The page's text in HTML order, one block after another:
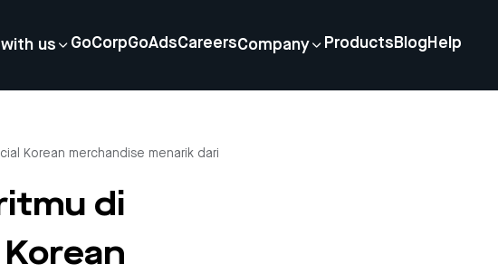
us GoCorpGoAdsCareersCompany Products Blog Help
Korean merchandise menarik dari
di